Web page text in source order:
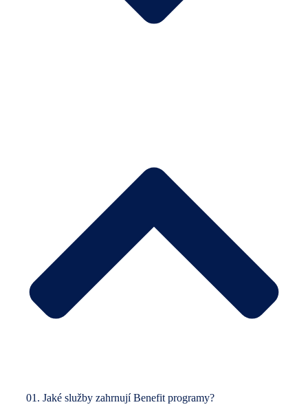
01. Jaké služby zahrnují Benefit programy?